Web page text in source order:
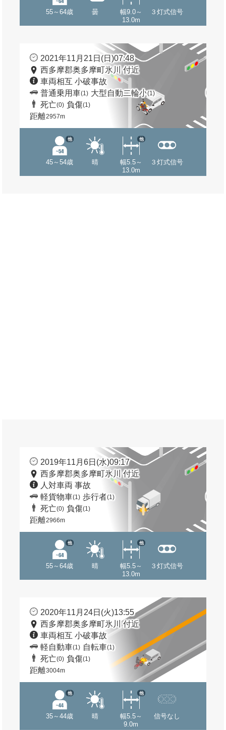
55～64歳 曇
幅9.0～
13.0m
３灯式信号
2021年11月21日(日)07:48
西多摩郡奥多摩町氷川 付近
車両相互 小破事故
普通乗用車(1) 大型自動二輪小(1)
死亡(0) 負傷(1)
距離2957m
45～54歳
他
晴
幅5.5～
13.0m
他
３灯式信号
2019年11月6日(水)09:17
西多摩郡奥多摩町氷川 付近
人対車両 事故
軽貨物車(1) 歩行者(1)
死亡(0) 負傷(1)
距離2966m
55～64歳
他
晴
幅5.5～
13.0m
他
３灯式信号
2020年11月24日(火)13:55
西多摩郡奥多摩町氷川 付近
車両相互 小破事故
軽自動車(1) 自転車(1)
死亡(0) 負傷(1)
距離3004m
35～44歳
他
晴
幅5.5～
9.0m
他
信号なし